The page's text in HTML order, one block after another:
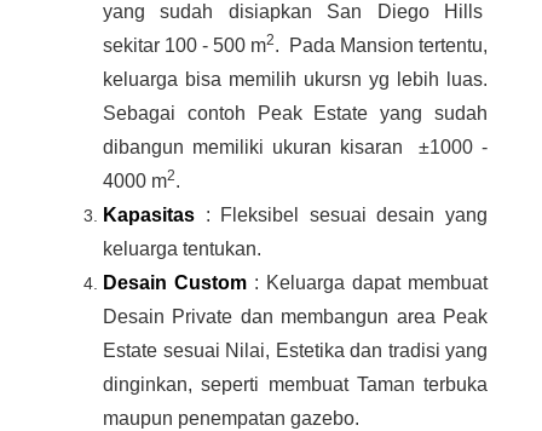
yang sudah disiapkan San Diego Hills
sekitar 100 - 500 m2. Pada Mansion tertentu,
keluarga bisa memilih ukursn yg lebih luas.
Sebagai contoh Peak Estate yang sudah
dibangun memiliki ukuran kisaran ±1000 -
4000 m2.
Kapasitas : Fleksibel sesuai desain yang
keluarga tentukan.
Desain Custom : Keluarga dapat membuat
Desain Private dan membangun area Peak
Estate sesuai Nilai, Estetika dan tradisi yang
dinginkan, seperti membuat Taman terbuka
maupun penempatan gazebo.